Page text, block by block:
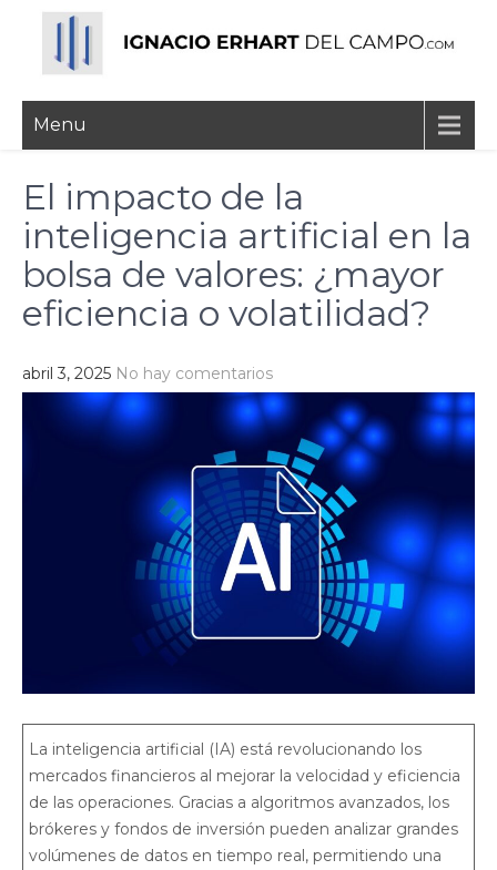
content
Ignacio Erhart del
Campo
Menu
El impacto de la
inteligencia artificial en la
bolsa de valores: ¿mayor
eficiencia o volatilidad?
abril 3, 2025 No hay comentarios
La inteligencia artificial (IA) está revolucionando los
mercados financieros al mejorar la velocidad y eficiencia
de las operaciones. Gracias a algoritmos avanzados, los
brókeres y fondos de inversión pueden analizar grandes
volúmenes de datos en tiempo real, permitiendo una